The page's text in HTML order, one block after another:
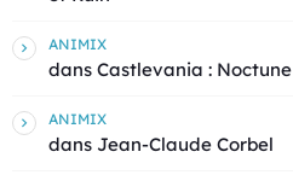
ANIMIX
dans Castlevania : Noctune
ANIMIX
dans Jean-Claude Corbel